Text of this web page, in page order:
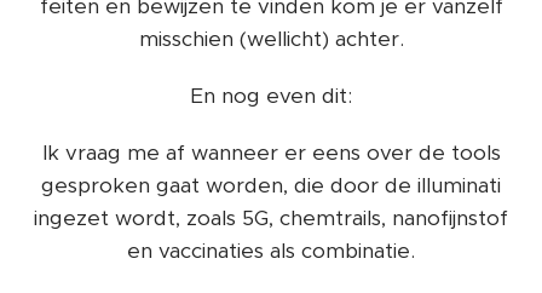
feiten en bewijzen te vinden kom je er vanzelf
misschien (wellicht) achter.
En nog even dit:
Ik vraag me af wanneer er eens over de tools
gesproken gaat worden, die door de illuminati
ingezet wordt, zoals 5G, chemtrails, nanofijnstof
en vaccinaties als combinatie.